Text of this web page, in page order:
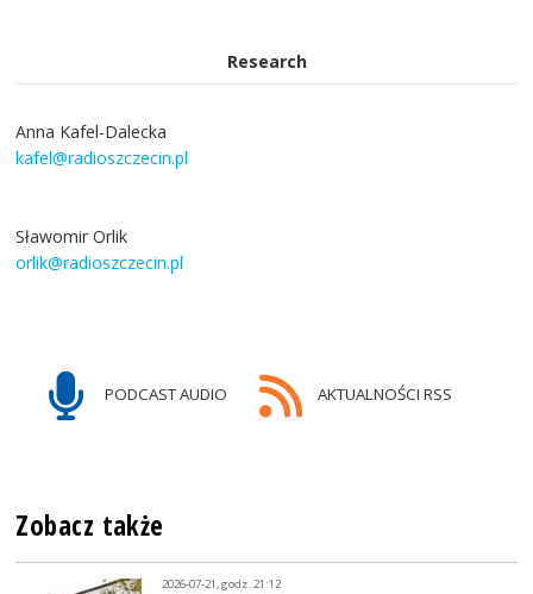
Research
Anna Kafel-Dalecka
kafel@radioszczecin.pl
Sławomir Orlik
orlik@radioszczecin.pl
PODCAST AUDIO AKTUALNOŚCI RSS
Zobacz także
2026-07-21, godz. 21:12